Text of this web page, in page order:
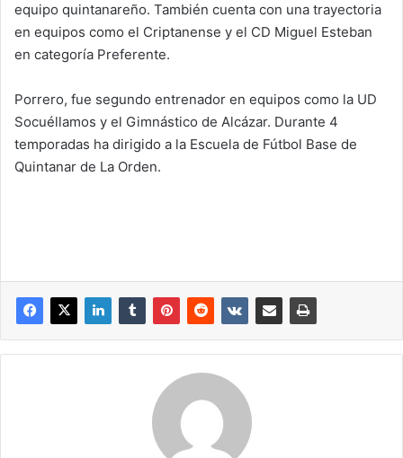
equipo quintanareño. También cuenta con una trayectoria
en equipos como el Criptanense y el CD Miguel Esteban
en categoría Preferente.
Porrero, fue segundo entrenador en equipos como la UD
Socuéllamos y el Gimnástico de Alcázar. Durante 4
temporadas ha dirigido a la Escuela de Fútbol Base de
Quintanar de La Orden.